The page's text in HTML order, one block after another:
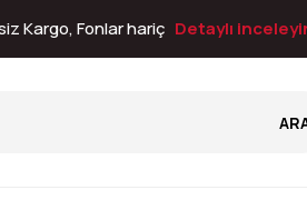
Kargo, Fonlar hariç Detaylı